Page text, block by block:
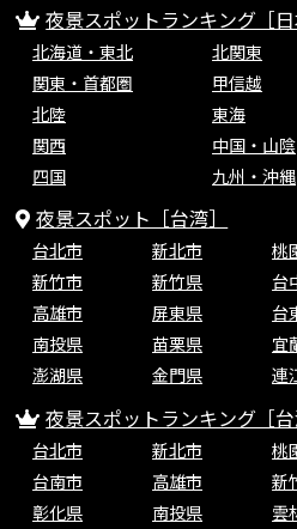
夜景スポットランキング［日
北海道・東北
北関東
関東・首都圏
甲信越
北陸
東海
関西
中国・山陰
四国
九州・沖縄
夜景スポット［台湾］
台北市 新北市 桃
新竹市
新竹県 台
高雄市
屏東県 台
南投県
苗栗県 宜
澎湖県
金門県 連
夜景スポットランキング［台
台北市 新北市 桃
台南市
高雄市 新
彰化県
南投県 雲